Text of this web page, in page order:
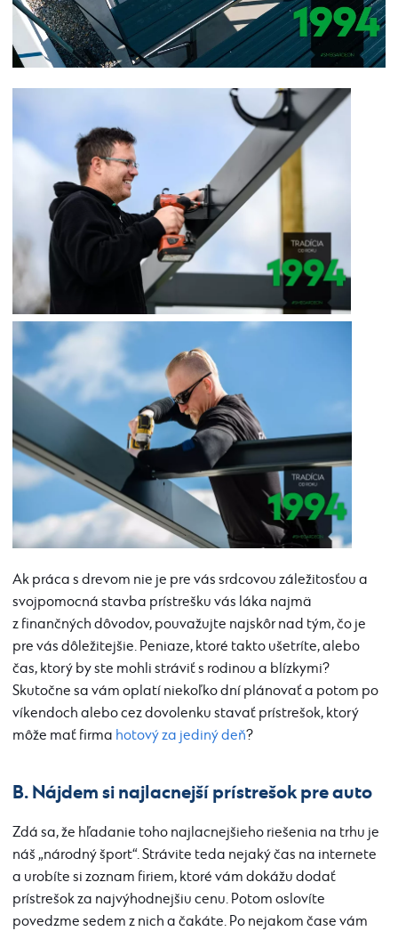
Ak práca s drevom nie je pre vás srdcovou záležitosťou a
svojpomocná stavba prístrešku vás láka najmä
z finančných dôvodov, pouvažujte najskôr nad tým, čo je
pre vás dôležitejšie. Peniaze, ktoré takto ušetríte, alebo
čas, ktorý by ste mohli stráviť s rodinou a blízkymi?
Skutočne sa vám oplatí niekoľko dní plánovať a potom po
víkendoch alebo cez dovolenku stavať prístrešok, ktorý
môže mať firma hotový za jediný deň?
B. Nájdem si najlacnejší prístrešok pre auto
Zdá sa, že hľadanie toho najlacnejšieho riešenia na trhu je
náš „národný šport“. Strávite teda nejaký čas na internete
a urobíte si zoznam firiem, ktoré vám dokážu dodať
prístrešok za najvýhodnejšiu cenu. Potom oslovíte
povedzme sedem z nich a čakáte. Po nejakom čase vám